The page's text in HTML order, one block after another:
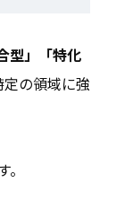
型」「特化
の領域に強